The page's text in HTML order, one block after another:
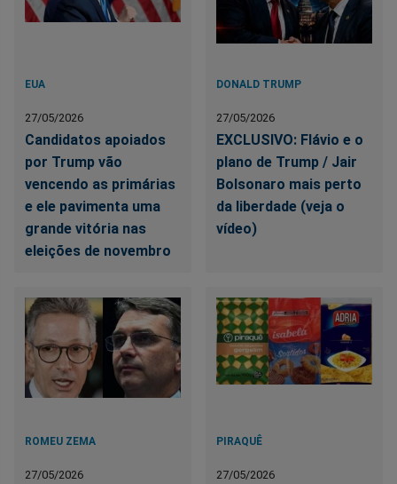
EUA
27/05/2026
Candidatos apoiados
por Trump vão
vencendo as primárias
e ele pavimenta uma
grande vitória nas
eleições de novembro
DONALD TRUMP
27/05/2026
EXCLUSIVO: Flávio e o
plano de Trump / Jair
Bolsonaro mais perto
da liberdade (veja o
vídeo)
ROMEU ZEMA
27/05/2026
PIRAQUÊ
27/05/2026